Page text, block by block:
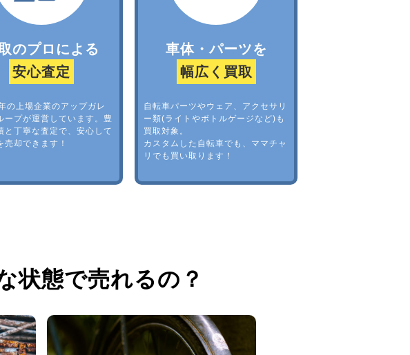
のプロによる
安心査定
の上場企業のアップガレ
ープが運営しています。豊
と丁寧な査定で、安心して
売却できます！
車体・パーツを
幅広く買取
自転車パーツやウェア、アクセサリ
ー類(ライトやボトルゲージなど)も
買取対象。
カスタムした自転車でも、ママチャ
リでも買い取ります！
状態で売れるの？